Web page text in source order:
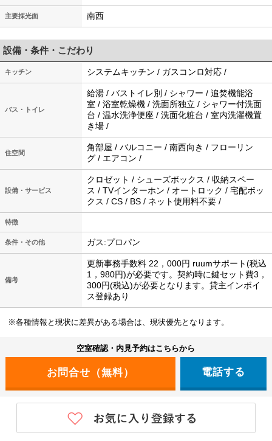
主要採光面 南西
設備・条件・こだわり
キッチン システムキッチン / ガスコンロ対応 /
バス・トイレ
給湯 / バストイレ別 / シャワー / 追焚機能浴
室 / 浴室乾燥機 / 洗面所独立 / シャワー付洗面
台 / 温水洗浄便座 / 洗面化粧台 / 室内洗濯機置
き場 /
住空間
角部屋 / バルコニー / 南西向き / フローリン
グ / エアコン /
設備・サービス
クロゼット / シューズボックス / 収納スペー
ス / TVインターホン / オートロック / 宅配ボッ
クス / CS / BS / ネット使用料不要 /
特徴
条件・その他 ガス:プロパン
備考
更新事務手数料 22，000円 ruumサポート(税込
1，980円)が必要です。契約時に鍵セット費3，
300円(税込)が必要となります。貸主インボイ
ス登録あり
※各種情報と現状に差異がある場合は、現状優先となります。
空室確認・内見予約はこちらから
電話する